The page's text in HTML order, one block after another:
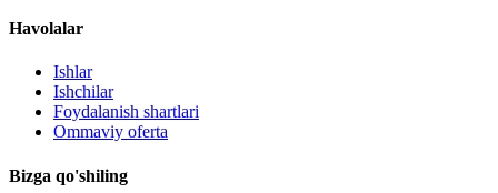
Havolalar
Ishlar
Ishchilar
Foydalanish shartlari
Ommaviy oferta
Bizga qo'shiling